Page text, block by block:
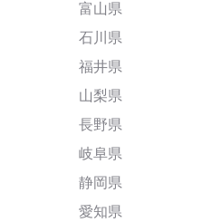
富山県
石川県
福井県
山梨県
長野県
岐阜県
静岡県
愛知県